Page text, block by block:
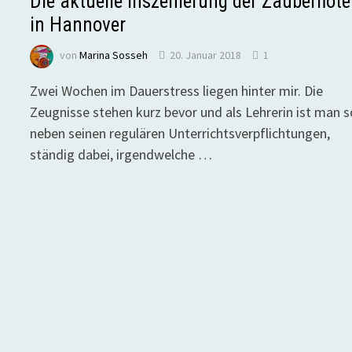
in Hannover
vonMarina Sosseh 20. Januar 2018 1
Zwei Wochen im Dauerstress liegen hinter mir. Die
Zeugnisse stehen kurz bevor und als Lehrerin ist man
neben seinen regulären Unterrichtsverpflichtungen,
ständig dabei, irgendwelche …